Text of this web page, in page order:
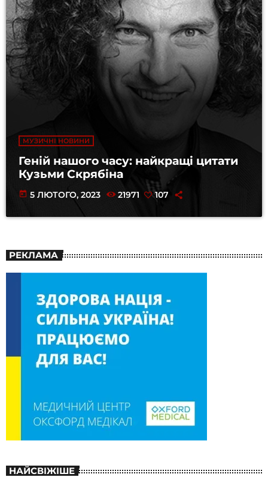
МУЗИЧНІ НОВИНИ
Геній нашого часу: найкращі цитати
Кузьми Скрябіна
today 5 ЛЮТОГО, 2023 21971 107
РЕКЛАМА
НАЙСВІЖІШЕ